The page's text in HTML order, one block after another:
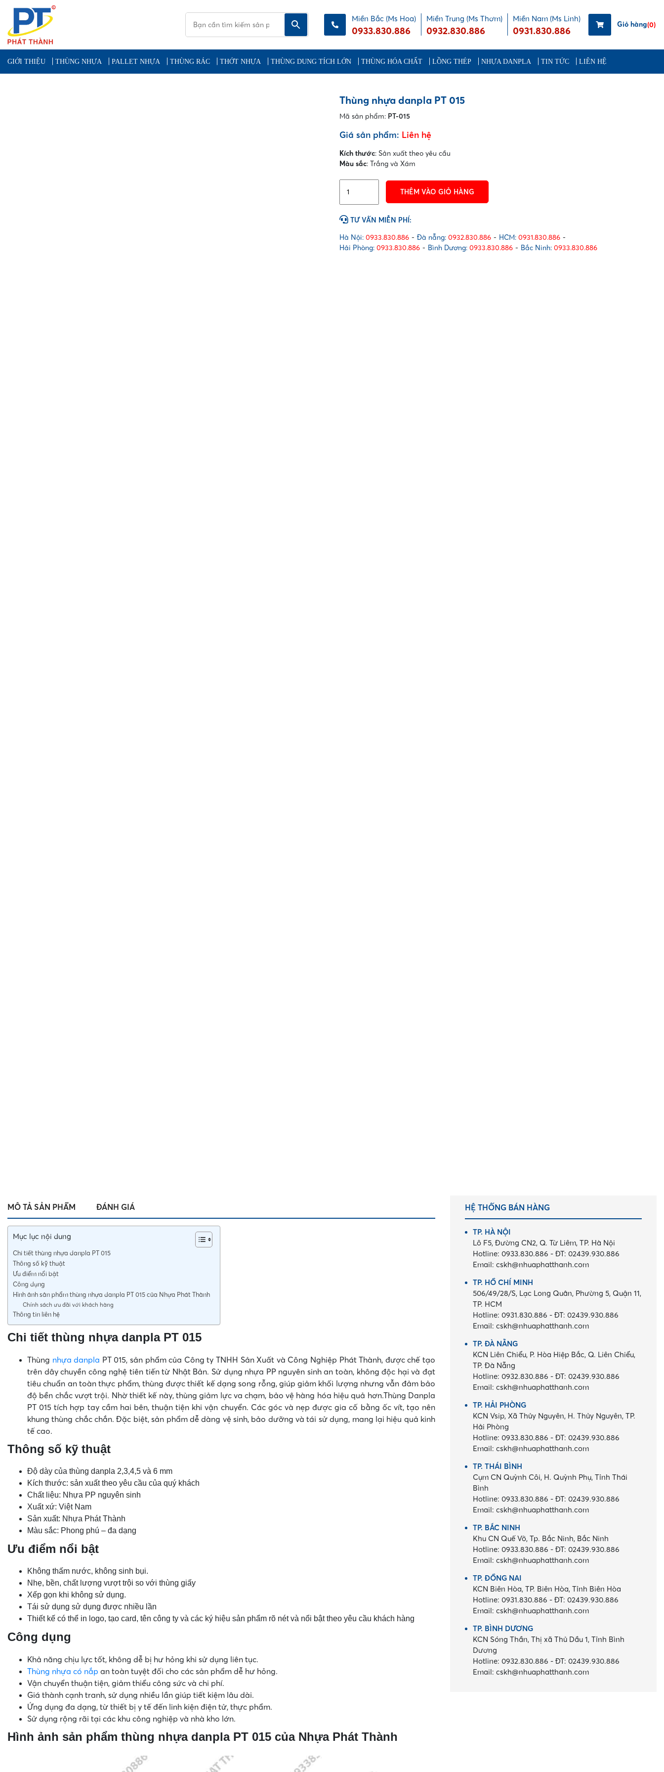
Miền Bắc (Ms Hoa)
0933.830.886
Miền Trung (Ms Thơm)
0932.830.886
Miền Nam (Ms Linh)
0931.830.886
Giỏ hàng(0)
GIỚI THIỆU THÙNG NHỰA PALLET NHỰA THÙNG RÁC THỚT NHỰA THÙNG DUNG TÍCH LỚN THÙNG HÓA CHẤT LỒNG THÉP NHỰA DANPLA TIN TỨC LIÊN HỆ
Thùng nhựa danpla PT 015
Mã sản phẩm: PT-015
Giá sản phẩm: Liên hệ
Kích thước: Sản xuất theo yêu cầu
Màu sắc: Trắng và Xám
nhựa
danpla
PT
015
số
lượng
THÊM VÀO GIỎ HÀNG
TƯ VẤN MIỄN PHÍ:
Hà Nội: 0933.830.886 - Đà nẵng: 0932.830.886 - HCM: 0931.830.886 -
Hải Phòng: 0933.830.886 - Bình Dương: 0933.830.886 - Bắc Ninh: 0933.830.886
MÔ TẢ SẢN PHẨM ĐÁNH GIÁ
Mục lục nội dung
Chi tiết thùng nhựa danpla PT 015
Thông số kỹ thuật
Ưu điểm nổi bật
Công dụng
Hình ảnh sản phẩm thùng nhựa danpla PT 015 của Nhựa Phát Thành
Chính sách ưu đãi với khách hàng
Thông tin liên hệ
Chi tiết thùng nhựa danpla PT 015
Thùng nhựa danpla PT 015, sản phẩm của Công ty TNHH Sản Xuất và Công Nghiệp Phát Thành, được chế tạo
trên dây chuyền công nghệ tiên tiến từ Nhật Bản. Sử dụng nhựa PP nguyên sinh an toàn, không độc hại và đạt
tiêu chuẩn an toàn thực phẩm, thùng được thiết kế dạng song rỗng, giúp giảm khối lượng nhưng vẫn đảm bảo
độ bền chắc vượt trội. Nhờ thiết kế này, thùng giảm lực va chạm, bảo vệ hàng hóa hiệu quả hơn.Thùng Danpla
PT 015 tích hợp tay cầm hai bên, thuận tiện khi vận chuyển. Các góc và nẹp được gia cố bằng ốc vít, tạo nên
khung thùng chắc chắn. Đặc biệt, sản phẩm dễ dàng vệ sinh, bảo dưỡng và tái sử dụng, mang lại hiệu quả kinh
tế cao.
Thông số kỹ thuật
Độ dày của thùng danpla 2,3,4,5 và 6 mm
Kích thước: sản xuất theo yêu cầu của quý khách
Chất liệu: Nhựa PP nguyên sinh
Xuất xứ: Việt Nam
Sản xuất: Nhựa Phát Thành
Màu sắc: Phong phú – đa dạng
Ưu điểm nổi bật
Không thấm nước, không sinh bụi.
Nhẹ, bền, chất lượng vượt trội so với thùng giấy
Xếp gọn khi không sử dụng.
Tái sử dụng sử dụng được nhiều lần
Thiết kế có thể in logo, tạo card, tên công ty và các ký hiệu sản phẩm rõ nét và nổi bật theo yêu cầu khách hàng
Công dụng
Khả năng chịu lực tốt, không dễ bị hư hỏng khi sử dụng liên tục.
Thùng nhựa có nắp an toàn tuyệt đối cho các sản phẩm dễ hư hỏng.
Vận chuyển thuận tiện, giảm thiểu công sức và chi phí.
Giá thành cạnh tranh, sử dụng nhiều lần giúp tiết kiệm lâu dài.
Ứng dụng đa dạng, từ thiết bị y tế đến linh kiện điện tử, thực phẩm.
Sử dụng rộng rãi tại các khu công nghiệp và nhà kho lớn.
Hình ảnh sản phẩm thùng nhựa danpla PT 015 của Nhựa Phát Thành
HỆ THỐNG BÁN HÀNG
TP. HÀ NỘI
Lô F5, Đường CN2, Q. Từ Liêm, TP. Hà Nội
Hotline: 0933.830.886 -ĐT: 02439.930.886
Email:cskh@nhuaphatthanh.com
TP. HỒ CHÍ MINH
506/49/28/S, Lạc Long Quân, Phường 5, Quận 11,
TP. HCM
Hotline: 0931.830.886 -ĐT: 02439.930.886
Email:cskh@nhuaphatthanh.com
TP. ĐÀ NẴNG
KCN Liên Chiểu, P. Hòa Hiệp Bắc, Q. Liên Chiểu,
TP. Đà Nẵng
Hotline: 0932.830.886 -ĐT: 02439.930.886
Email:cskh@nhuaphatthanh.com
TP. HẢI PHÒNG
KCN Vsip, Xã Thủy Nguyên, H. Thủy Nguyên, TP.
Hải Phòng
Hotline: 0933.830.886 -ĐT: 02439.930.886
Email:cskh@nhuaphatthanh.com
TP. THÁI BÌNH
Cụm CN Quỳnh Côi, H. Quỳnh Phụ, Tỉnh Thái
Bình
Hotline: 0933.830.886 -ĐT: 02439.930.886
Email:cskh@nhuaphatthanh.com
TP. BẮC NINH
Khu CN Quế Võ, Tp. Bắc Ninh, Bắc Ninh
Hotline: 0933.830.886 -ĐT: 02439.930.886
Email:cskh@nhuaphatthanh.com
TP. ĐỒNG NAI
KCN Biên Hòa, TP. Biên Hòa, Tỉnh Biên Hòa
Hotline: 0931.830.886 -ĐT: 02439.930.886
Email:cskh@nhuaphatthanh.com
TP. BÌNH DƯƠNG
KCN Sóng Thần, Thị xã Thủ Dầu 1, Tỉnh Bình
Dương
Hotline: 0932.830.886 -ĐT: 02439.930.886
Email:cskh@nhuaphatthanh.com